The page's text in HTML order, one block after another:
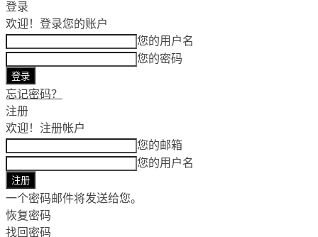
登录
欢迎！ 登录您的账户
您的用户名
您的密码
忘记密码？
注册
欢迎！ 注册帐户
您的邮箱
您的用户名
一个密码邮件将发送给您。
恢复密码
找回密码